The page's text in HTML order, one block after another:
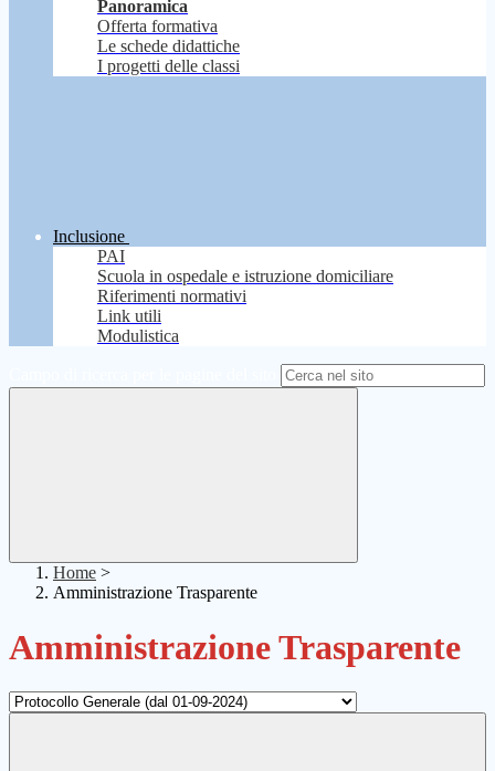
Panoramica
Offerta formativa
Le schede didattiche
I progetti delle classi
Inclusione
PAI
Scuola in ospedale e istruzione domiciliare
Riferimenti normativi
Link utili
Modulistica
Home >
Amministrazione Trasparente
Amministrazione Trasparente